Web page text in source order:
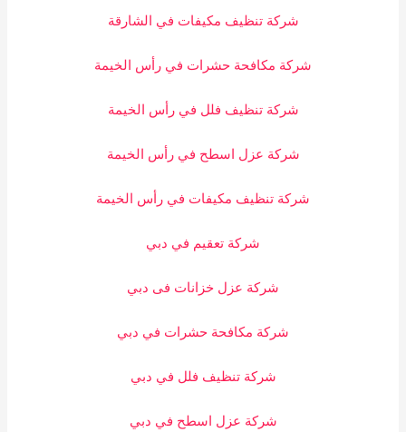
شركة تنظيف مكيفات في الشارقة
شركة مكافحة حشرات في رأس الخيمة
شركة تنظيف فلل في رأس الخيمة
شركة عزل اسطح في رأس الخيمة
شركة تنظيف مكيفات في رأس الخيمة
شركة تعقيم في دبي
شركة عزل خزانات فى دبي
شركة مكافحة حشرات في دبي
شركة تنظيف فلل في دبي
شركة عزل اسطح في دبي